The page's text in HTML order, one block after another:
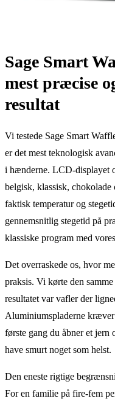
Sage Smart
mest præcise
resultat
Vi testede Sage Smart
er det mest teknologisk
i hænderne. LCD-displayet
belgisk, klassisk,
faktisk temperatur og
gennemsnitlig stegetid på
klassiske program med
Det overraskede os, hvor
praksis. Vi kørte den
resultatet var vafler der
Aluminiumspladerne
første gang du åbner et jern
have smurt noget som helst.
Den eneste rigtige
For en familie på fire-fem